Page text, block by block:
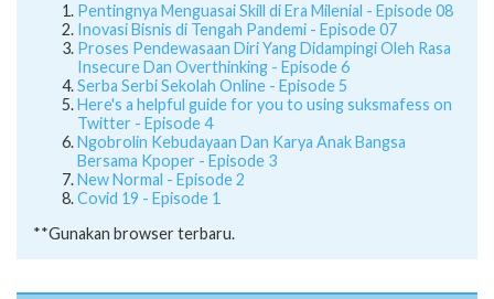
Pentingnya Menguasai Skill di Era Milenial - Episode 08
Inovasi Bisnis di Tengah Pandemi - Episode 07
Proses Pendewasaan Diri Yang Didampingi Oleh Rasa
Insecure Dan Overthinking - Episode 6
Serba Serbi Sekolah Online - Episode 5
Here's a helpful guide for you to using suksmafess on
Twitter - Episode 4
Ngobrolin Kebudayaan Dan Karya Anak Bangsa
Bersama Kpoper - Episode 3
New Normal - Episode 2
Covid 19 - Episode 1
**Gunakan browser terbaru.